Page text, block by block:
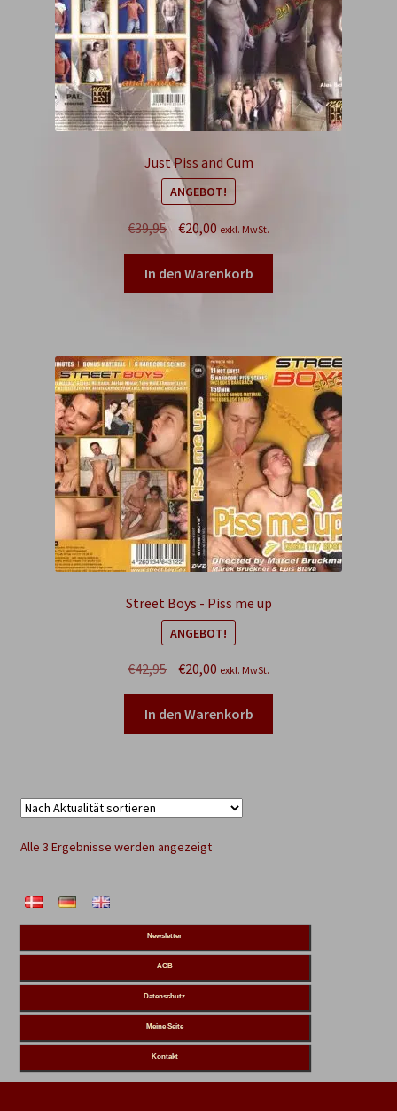
Just Piss and Cum
ANGEBOT!
€39,95Ursprünglicher
Preis
war:
€39,95
€20,00Aktueller
Preis
ist:
€20,00.
exkl. MwSt.
In den Warenkorb
Street Boys - Piss me up
ANGEBOT!
€42,95
Ursprünglicher
Preis
war:
€42,95
€20,00Aktueller
Preis
ist:
€20,00.
exkl. MwSt.
In den Warenkorb
Alle 3 Ergebnisse werden angezeigtNach
Newsletter
AGB
Datenschutz
Meine Seite
Kontakt